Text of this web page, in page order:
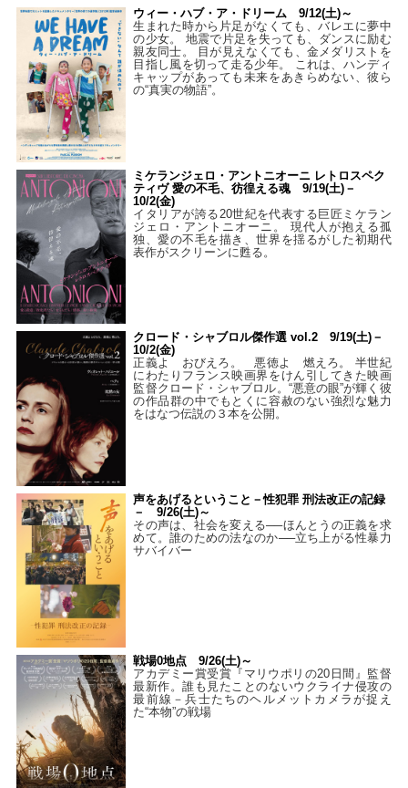
ウィー・ハブ・ア・ドリーム 9/12(土)～
生まれた時から片足がなくても、バレエに夢中
の少女。 地震で片足を失っても、ダンスに励む
親友同士。 目が見えなくても、金メダリストを
目指し風を切って走る少年。 これは、ハンディ
キャップがあっても未来をあきらめない、彼ら
の“真実の物語”。
ミケランジェロ・アントニオーニ レトロスペク
ティヴ 愛の不毛、彷徨える魂 9/19(土)－
10/2(金)
イタリアが誇る20世紀を代表する巨匠ミケラン
ジェロ・アントニオーニ。 現代人が抱える孤
独、愛の不毛を描き、世界を揺るがした初期代
表作がスクリーンに甦る。
クロード・シャブロル傑作選 vol.2 9/19(土)－
10/2(金)
正義よ おびえろ。 悪徳よ 燃えろ。 半世紀
にわたりフランス映画界をけん引してきた映画
監督クロード・シャブロル。“悪意の眼”が輝く彼
の作品群の中でもとくに容赦のない強烈な魅力
をはなつ伝説の３本を公開。
声をあげるということ－性犯罪 刑法改正の記録
－ 9/26(土)～
その声は、社会を変える──ほんとうの正義を求
めて。誰のための法なのか──立ち上がる性暴力
サバイバー
戦場0地点 9/26(土)～
アカデミー賞受賞『マリウポリの20日間』監督
最新作。誰も見たことのないウクライナ侵攻の
最前線－兵士たちのヘルメットカメラが捉え
た“本物”の戦場